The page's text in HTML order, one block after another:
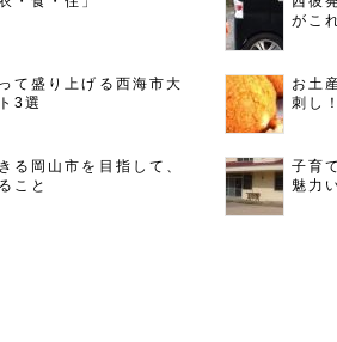
がこ
て盛り上げる西海市大
3選
お土
刺し
る岡山市を目指して、
こと
子育
魅力